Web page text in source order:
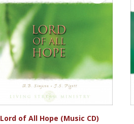
Vista rápida
Lord of All Hope (Music CD)